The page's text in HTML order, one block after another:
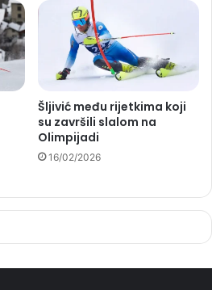
Šljivić među rijetkima koji
su završili slalom na
Olimpijadi
16/02/2026